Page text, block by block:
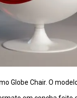
Globe Chair. O